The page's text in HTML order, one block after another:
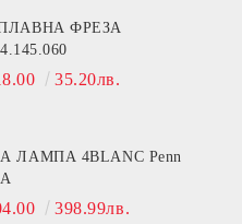
ФРЕЗА
35.20лв.
ЛАМПА 4BLANC Penn
398.99лв.